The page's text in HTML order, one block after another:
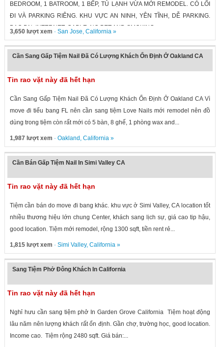
BEDROOM, 1 BATROOM, 1 BẾP, TỦ LẠNH VỪA MỚI REMODEL. CÓ LỐI
ĐI VÀ PARKING RIÊNG. KHU VỰC AN NINH, YÊN TĨNH, DỄ PARKING.
BAO ĐN, INTERNET, CABLE. NO PET AND SMOKING....
3,650 lượt xem · San Jose, California»
Cần Sang Gấp Tiệm Nail Đã Có Lượng Khách Ổn Định Ở Oakland CA
Tin rao vặt này đã hết hạn
Cần Sang Gấp Tiệm Nail Đã Có Lượng Khách Ổn Định Ở Oakland CA Vì
move đi tiểu bang FL nên cần sang tiệm Love Nails mới remodel nên đồ
dùng trong tiệm còn rất mới có 5 bàn, 8 ghế, 1 phòng wax and...
1,987 lượt xem · Oakland , California»
Cần Bán Gấp Tiệm Nail In Simi Valley CA
Tin rao vặt này đã hết hạn
Tiệm cần bán do move đi bang khác. khu vực ở Simi Valley, CA location tốt
nhiều thương hiệu lớn chung Center, khách sang lịch sự, giá cao tip hậu,
good location. Tiệm mới remodel, rộng 1300 sqft, tiền rent rẻ...
1,815 lượt xem · Simi Valley, California»
Sang Tiệm Phở Đông Khách In California
Tin rao vặt này đã hết hạn
Nghỉ hưu cần sang tiệm phở In Garden Grove California Tiệm hoạt động
lâu năm nên lượng khách rất ổn định. Gần chợ, trường học, good location.
Income cao. Tiệm rộng 2480 sqft. Giá bán:...